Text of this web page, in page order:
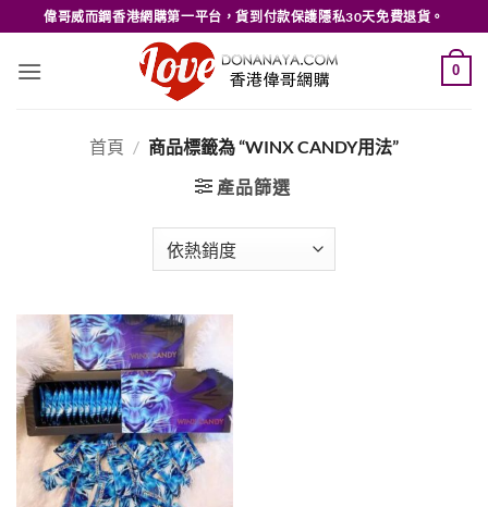
to
content
偉哥威而鋼香港網購第一平台，貨到付款保護隱私30天免費退貨。
0
首頁 / 商品標籤為 “WINX CANDY用法”
產品篩選